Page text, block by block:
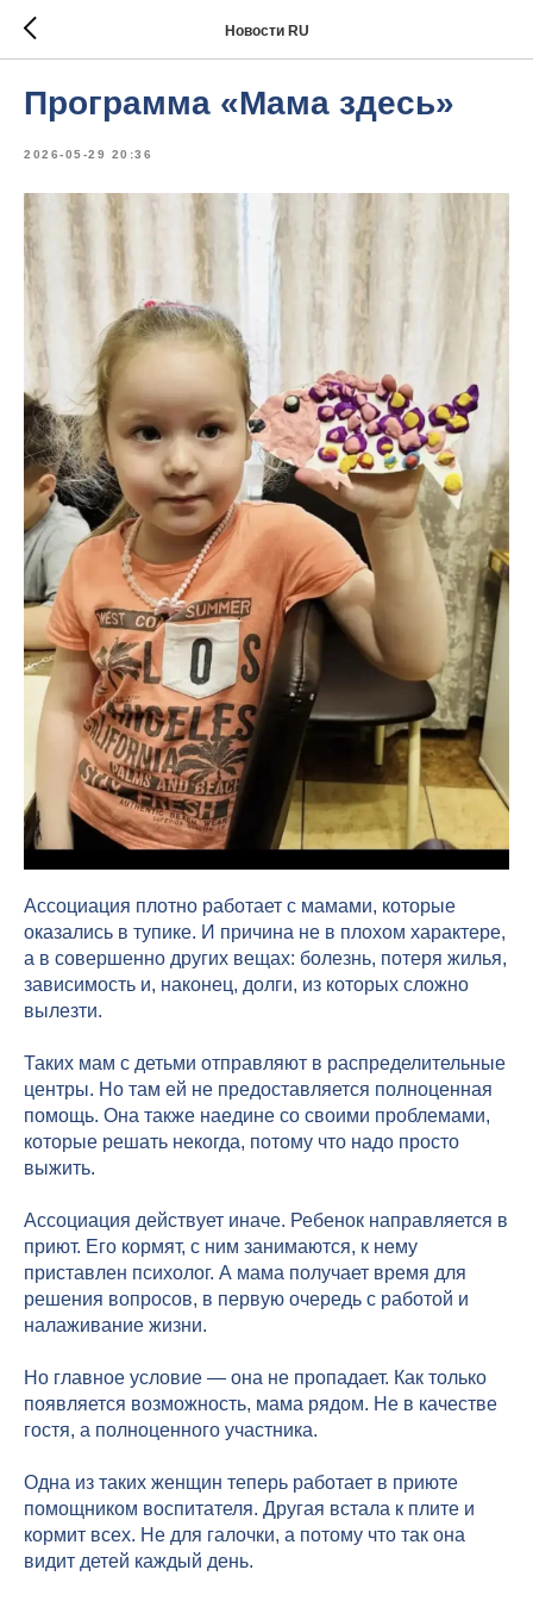
Новости RU
Программа «Мама здесь»
2026-05-29 20:36
Ассоциация плотно работает с мамами, которые
оказались в тупике. И причина не в плохом характере,
а в совершенно других вещах: болезнь, потеря жилья,
зависимость и, наконец, долги, из которых сложно
вылезти.
Таких мам с детьми отправляют в распределительные
центры. Но там ей не предоставляется полноценная
помощь. Она также наедине со своими проблемами,
которые решать некогда, потому что надо просто
выжить.
Ассоциация действует иначе. Ребенок направляется в
приют. Его кормят, с ним занимаются, к нему
приставлен психолог. А мама получает время для
решения вопросов, в первую очередь с работой и
налаживание жизни.
Но главное условие — она не пропадает. Как только
появляется возможность, мама рядом. Не в качестве
гостя, а полноценного участника.
Одна из таких женщин теперь работает в приюте
помощником воспитателя. Другая встала к плите и
кормит всех. Не для галочки, а потому что так она
видит детей каждый день.